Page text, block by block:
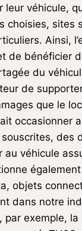
leur véhicule,
choisies, sites
Ainsi,
de bénéficier
du
de
que le
occasionner
des
au véhicule
objets
dans notre
par exemple, la